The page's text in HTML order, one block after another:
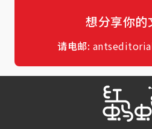
想分享你的
请电邮: